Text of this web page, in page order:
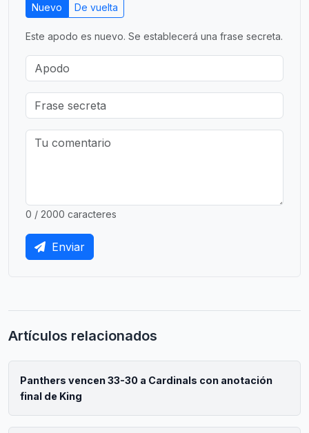
Nuevo De vuelta
Este apodo es nuevo. Se establecerá una frase secreta.
0 / 2000 caracteres
Enviar
Artículos relacionados
Panthers vencen 33-30 a Cardinals con anotación
final de King